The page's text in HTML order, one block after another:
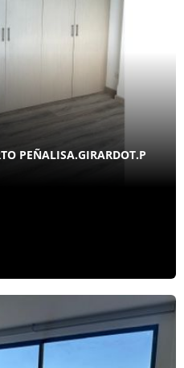
PEÑALISA.GIRARDOT.P